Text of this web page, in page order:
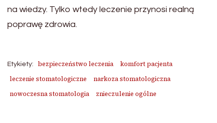
na wiedzy. Tylko wtedy leczenie przynosi realną
poprawę zdrowia.
Etykiety: bezpieczeństwo leczenia
komfort pacjenta
leczenie stomatologiczne
narkoza stomatologiczna
nowoczesna stomatologia
znieczulenie ogólne